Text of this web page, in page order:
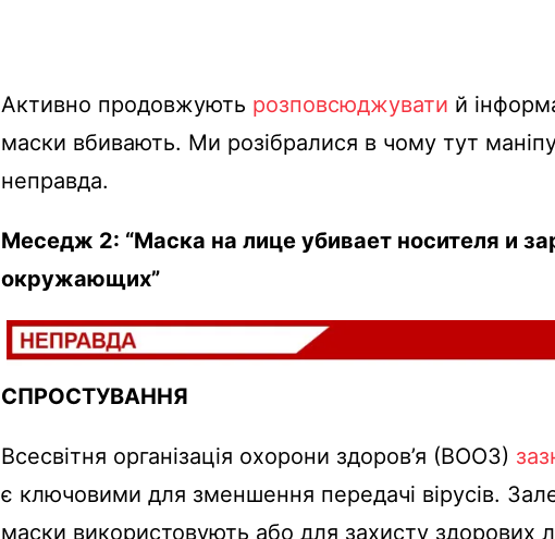
Активно продовжують розповсюджувати й
маски вбивають. Ми розібралися в чому тут
неправда.
Меседж 2: “Маска на лице убивает носителя и
окружающих”
СПРОСТУВАННЯ
Всесвітня організація охорони здоров’я (ВООЗ)
є ключовими для зменшення передачі вірусів.
маски використовують або для захисту здорових